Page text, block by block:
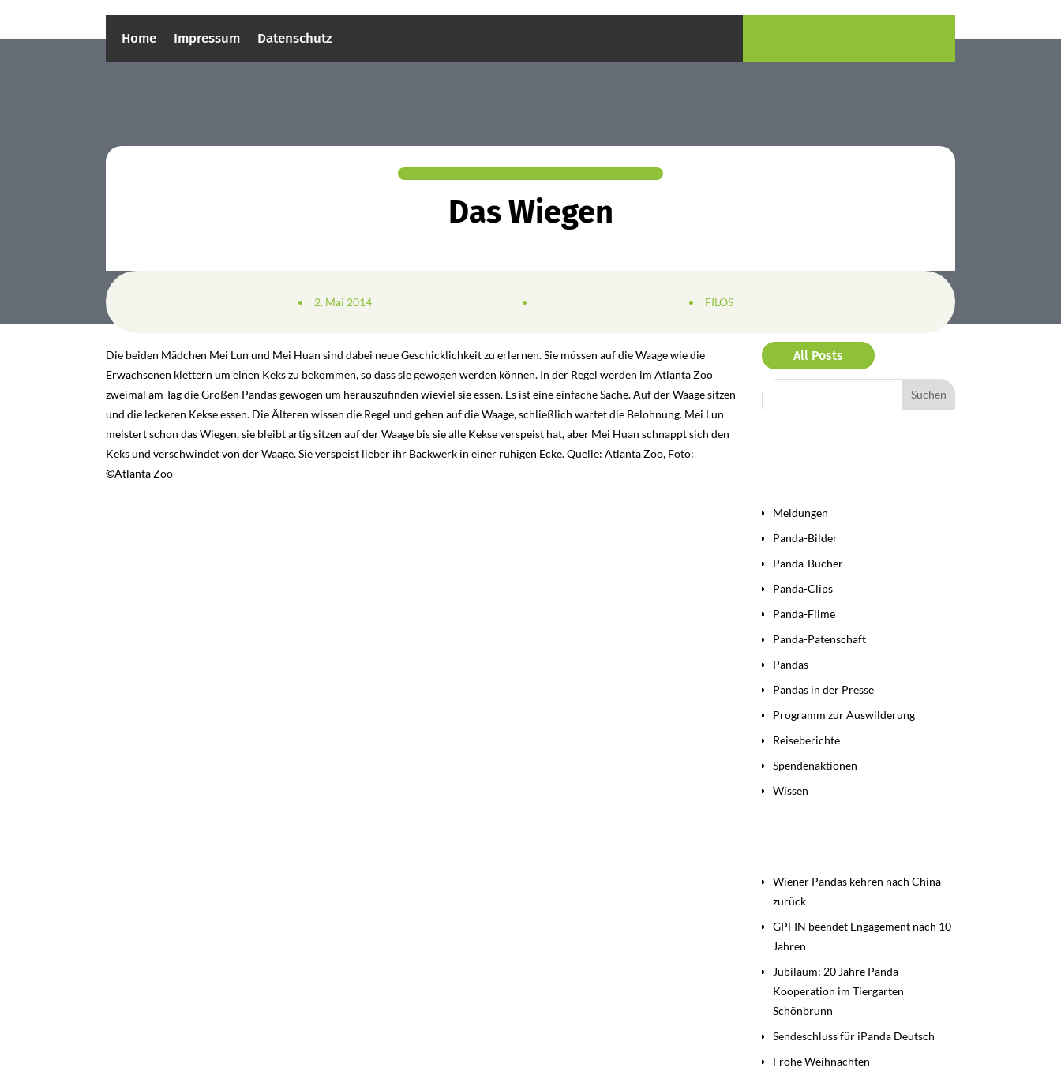
Home Impressum Datenschutz
Das Wiegen
2. Mai 2014 FILOS
Die beiden Mädchen Mei Lun und Mei Huan sind dabei neue Geschicklichkeit zu erlernen. Sie müssen auf die Waage wie die
Erwachsenen klettern um einen Keks zu bekommen, so dass sie gewogen werden können. In der Regel werden im Atlanta Zoo
zweimal am Tag die Großen Pandas gewogen um herauszufinden wieviel sie essen. Es ist eine einfache Sache. Auf der Waage sitzen
und die leckeren Kekse essen. Die Älteren wissen die Regel und gehen auf die Waage, schließlich wartet die Belohnung. Mei Lun
meistert schon das Wiegen, sie bleibt artig sitzen auf der Waage bis sie alle Kekse verspeist hat, aber Mei Huan schnappt sich den
Keks und verschwindet von der Waage. Sie verspeist lieber ihr Backwerk in einer ruhigen Ecke. Quelle: Atlanta Zoo, Foto:
©Atlanta Zoo
All Posts
Meldungen
Panda-Bilder
Panda-Bücher
Panda-Clips
Panda-Filme
Panda-Patenschaft
Pandas
Pandas in der Presse
Programm zur Auswilderung
Reiseberichte
Spendenaktionen
Wissen
Wiener Pandas kehren nach China
zurück
GPFIN beendet Engagement nach 10
Jahren
Jubiläum: 20 Jahre Panda-
Kooperation im Tiergarten
Schönbrunn
Sendeschluss für iPanda Deutsch
Frohe Weihnachten